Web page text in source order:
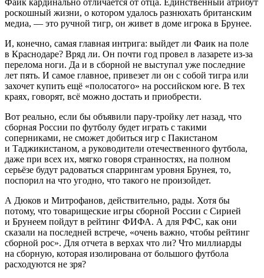
роскошный жизни, о котором удалось разнюхать британским
медиа, — это ручной тигр, он живет в доме игрока в Брунее.
И, конечно, самая главная интрига: выйдет ли Фаик на поле
в Краснодаре? Вряд ли. Он почти год провел в лазарете из-за
перелома ноги. Да и в сборной не выступал уже последние
лет пять. И самое главное, привезет ли он с собой тигра или
захочет купить ещё «полосатого» на российском юге. В тех
краях, говорят, всё можно достать и приобрести.
Вот реально, если бы объявили пару-тройку лет назад, что
сборная России по футболу будет играть с такими
соперниками, не сможет добиться игр с Пакистаном
и Таджикистаном, а руководители отечественного футбола,
даже при всех их, мягко говоря странностях, на полном
серьёзе будут радоваться спаррингам уровня Брунея, то,
поспорил на что угодно, что такого не произойдет.
А Дюков и Митрофанов, действительно, рады. Хотя бы
потому, что товарищеские игры сборной России с Сирией
и Брунеем пойдут в рейтинг ФИФА. А для РФС, как они
сказали на последней встрече, «очень важно, чтобы рейтинг
сборной рос». Для отчета в верхах что ли? Что миллиарды
на сборную, которая изолирована от большого футбола
расходуются не зря?